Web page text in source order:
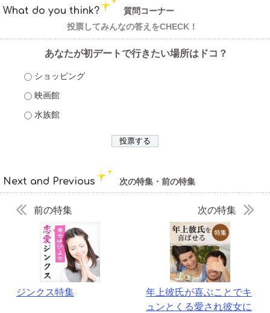
What do you think?
質問コーナー
投票してみんなの答えをCHECK！
あなたが初デートで行きたい場所はドコ？
ショッピング
映画館
水族館
Next and Previous 次の特集・前の特集
前の特集
ジンクス特集
次の特集
年上彼氏が喜ぶことでキ
ュンとくる愛され彼女に